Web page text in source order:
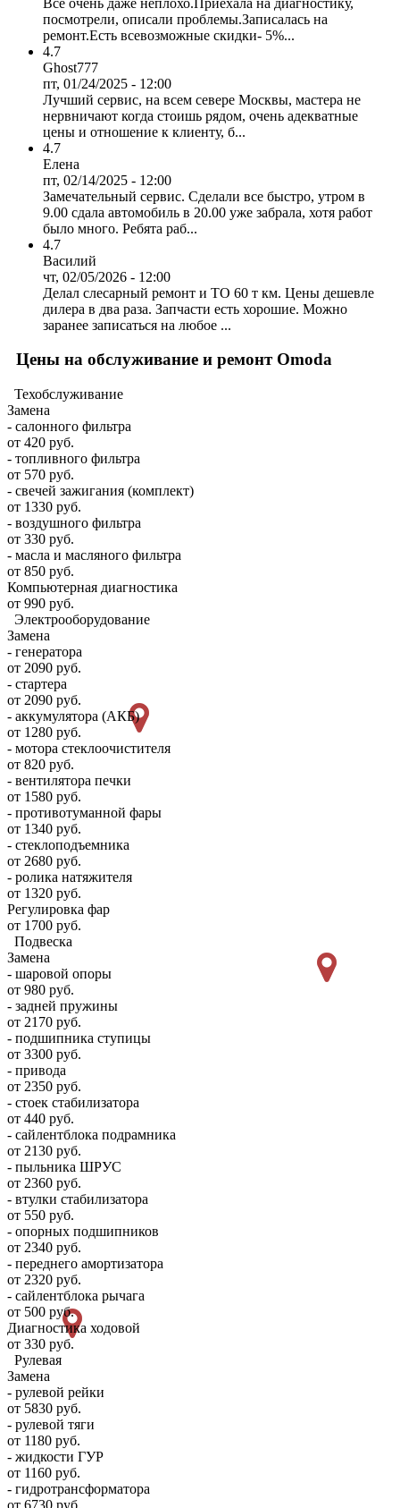
посмотрели, описали проблемы.Записалась на
ремонт.Есть всевозможные скидки- 5%...
4.7
Ghost777
пт, 01/24/2025 - 12:00
Лучший сервис, на всем севере Москвы, мастера не
нервничают когда стоишь рядом, очень адекватные
цены и отношение к клиенту, б...
4.7
Елена
пт, 02/14/2025 - 12:00
Замечательный сервис. Сделали все быстро, утром в
9.00 сдала автомобиль в 20.00 уже забрала, хотя работ
было много. Ребята раб...
4.7
Василий
чт, 02/05/2026 - 12:00
Делал слесарный ремонт и ТО 60 т км. Цены дешевле
дилера в два раза. Запчасти есть хорошие. Можно
заранее записаться на любое ...
Цены на обслуживание и ремонт Omoda
Техобслуживание
Замена
- салонного фильтра
от 420 руб.
- топливного фильтра
от 570 руб.
- свечей зажигания (комплект)
от 1330 руб.
- воздушного фильтра
от 330 руб.
- масла и масляного фильтра
от 850 руб.
Компьютерная диагностика
от 990 руб.
Электрооборудование
Замена
- генератора
от 2090 руб.
- стартера
от 2090 руб.
- аккумулятора (АКБ)
от 1280 руб.
- мотора стеклоочистителя
от 820 руб.
- вентилятора печки
от 1580 руб.
- противотуманной фары
от 1340 руб.
- стеклоподъемника
от 2680 руб.
- ролика натяжителя
от 1320 руб.
Регулировка фар
от 1700 руб.
Подвеска
Замена
- шаровой опоры
от 980 руб.
- задней пружины
от 2170 руб.
- подшипника ступицы
от 3300 руб.
- привода
от 2350 руб.
- стоек стабилизатора
от 440 руб.
- сайлентблока подрамника
от 2130 руб.
- пыльника ШРУС
от 2360 руб.
- втулки стабилизатора
от 550 руб.
- опорных подшипников
от 2340 руб.
- переднего амортизатора
от 2320 руб.
- сайлентблока рычага
от 500 руб.
Диагностика ходовой
от 330 руб.
Рулевая
Замена
- рулевой рейки
от 5830 руб.
- рулевой тяги
от 1180 руб.
- жидкости ГУР
от 1160 руб.
- гидротрансформатора
от 6730 руб.